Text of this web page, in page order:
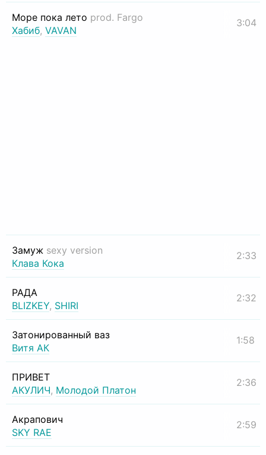
Море пока лето prod. Fargo
Хабиб, VAVAN
3:04
Замуж sexy version
Клава Кока
2:33
РАДА
BLIZKEY, SHIRI
2:32
Затонированный ваз
Витя АК
1:58
ПРИВЕТ
АКУЛИЧ, Молодой Платон
2:36
Акрапович
SKY RAE
2:59